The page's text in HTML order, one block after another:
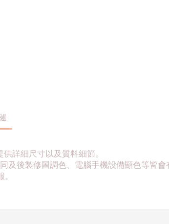
詳細尺寸以及質料細節。
及後製修圖調色、電腦手機設備顯色等皆會